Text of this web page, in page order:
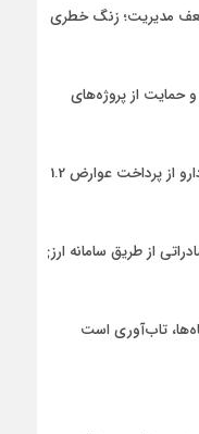
مدیریت؛ زنگ خطری
حمایت از پروژه‌های
معافیت 199 کالای اساسی کشاورزی و دارو از پرداخت عوارض 1.2
از طریق سامانه ارزی
تاب‌آوری است